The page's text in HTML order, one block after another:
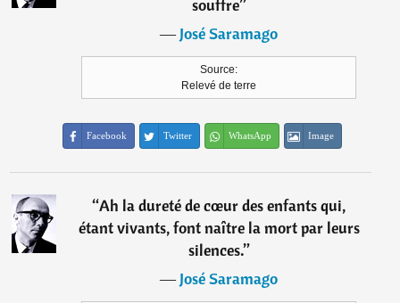
souffre”
―José Saramago
Source:
Relevé de terre
Facebook Twitter WhatsApp Image
“Ah la dureté de cœur des enfants qui,
étant vivants, font naître la mort par leurs
silences.”
―José Saramago